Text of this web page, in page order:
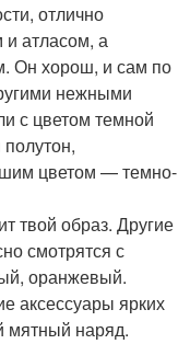
отлично
атласом, а
Он хорош, и сам по
нежными
с цветом темной
цветом — темно-
твой образ. Другие
смотрятся с
оранжевый.
аксессуары ярких
мятный наряд.